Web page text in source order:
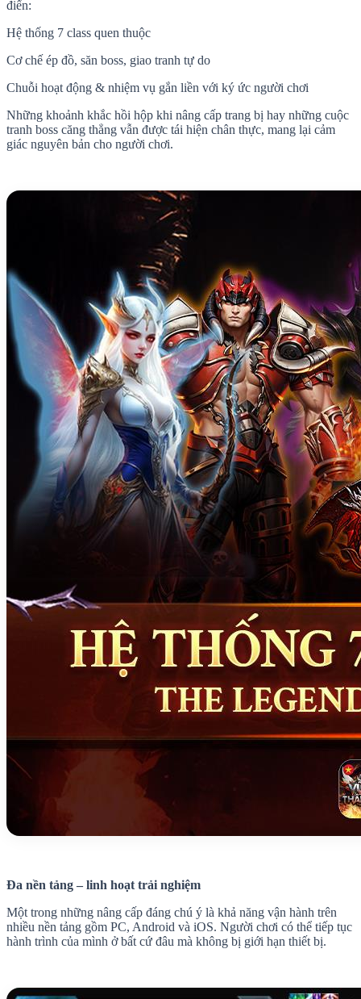
điển:
Hệ thống 7 class quen thuộc
Cơ chế ép đồ, săn boss, giao tranh tự do
Chuỗi hoạt động & nhiệm vụ gắn liền với ký ức người chơi
Những khoảnh khắc hồi hộp khi nâng cấp trang bị hay những cuộc
tranh boss căng thẳng vẫn được tái hiện chân thực, mang lại cảm
giác nguyên bản cho người chơi.
Đa nền tảng – linh hoạt trải nghiệm
Một trong những nâng cấp đáng chú ý là khả năng vận hành trên
nhiều nền tảng gồm PC, Android và iOS. Người chơi có thể tiếp tục
hành trình của mình ở bất cứ đâu mà không bị giới hạn thiết bị.